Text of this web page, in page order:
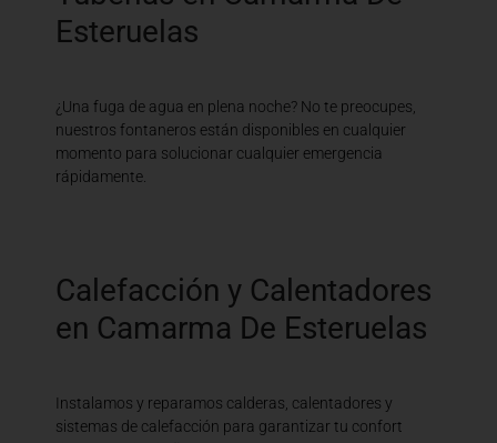
Esteruelas
¿Una fuga de agua en plena noche? No te preocupes,
nuestros fontaneros están disponibles en cualquier
momento para solucionar cualquier emergencia
rápidamente.
Calefacción y Calentadores
en Camarma De Esteruelas
Instalamos y reparamos calderas, calentadores y
sistemas de calefacción para garantizar tu confort